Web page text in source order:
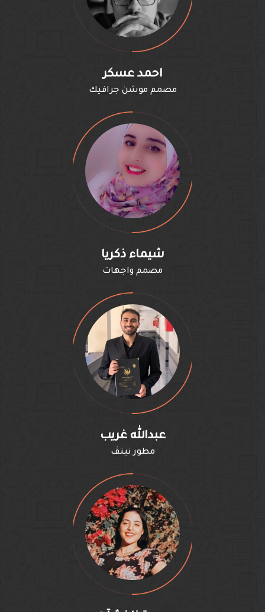
احمد عسكر
مصمم موشن جرافيك
شيماء ذكريا
مصمم واجهات
عبدالله غريب
مطور نيتڤ